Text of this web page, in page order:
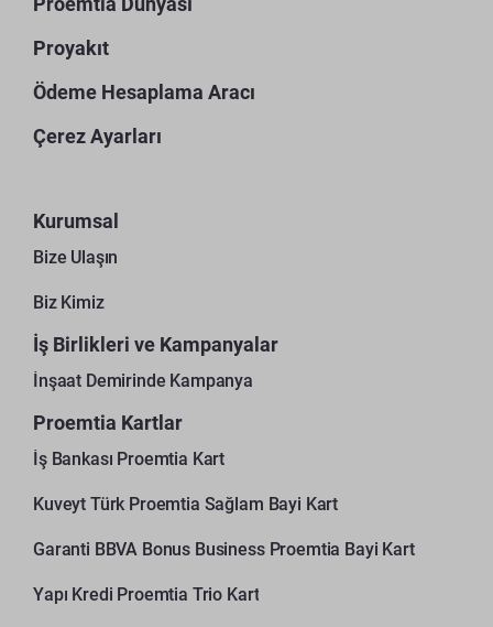
Proyakıt
Ödeme Hesaplama Aracı
Çerez Ayarları
Kurumsal
Bize Ulaşın
Biz Kimiz
İş Birlikleri ve Kampanyalar
İnşaat Demirinde Kampanya
Proemtia Kartlar
İş Bankası Proemtia Kart
Kuveyt Türk Proemtia Sağlam Bayi Kart
Garanti BBVA Bonus Business Proemtia Bayi Kart
Yapı Kredi Proemtia Trio Kart